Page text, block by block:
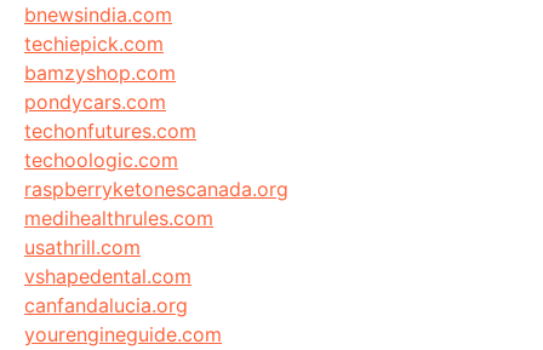
bnewsindia.com
techiepick.com
bamzyshop.com
pondycars.com
techonfutures.com
techoologic.com
raspberryketonescanada.org
medihealthrules.com
usathrill.com
vshapedental.com
canfandalucia.org
yourengineguide.com